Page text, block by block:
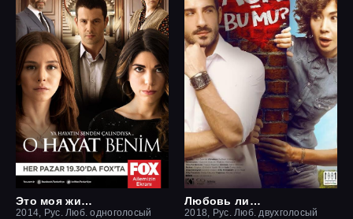
Это моя жизнь
2014, Рус. Люб. одноголосый
Любовь ли это?
2018, Рус. Люб. двухголосый